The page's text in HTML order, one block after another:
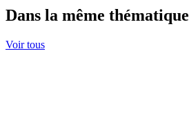
Dans la même thématique
Voir tous